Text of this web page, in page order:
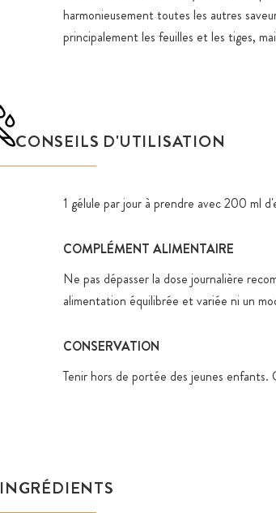
harmonieusement toutes les autres
principalement les feuilles et les tiges,
CONSEILS D'UTILISATION
1 gélule par jour à prendre avec 200 ml
COMPLÉMENT ALIMENTAIRE
Ne pas dépasser la dose journalière
alimentation équilibrée et variée ni un
CONSERVATION
Tenir hors de portée des jeunes enfants.
INGRÉDIENTS